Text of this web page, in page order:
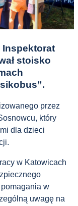
Inspektorat
stoisko
przez
który
dla dzieci
w Katowicach
w
uwagę na